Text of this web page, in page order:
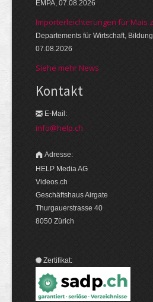
EMPA, 07.08.2026
Importerleichterungen für Mais
Departements für Wirtschaft,
07.08.2026
Siehe mehr News
Kontakt
E-Mail:
info@help.ch
Adresse:
HELP Media AG
Videos.ch
Geschäftshaus Airgate
Thurgauerstrasse 40
8050 Zürich
Zertifikat: